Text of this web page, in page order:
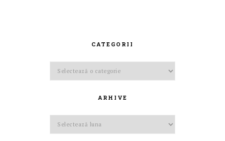
CATEGORII
Categorii
ARHIVE
Arhive